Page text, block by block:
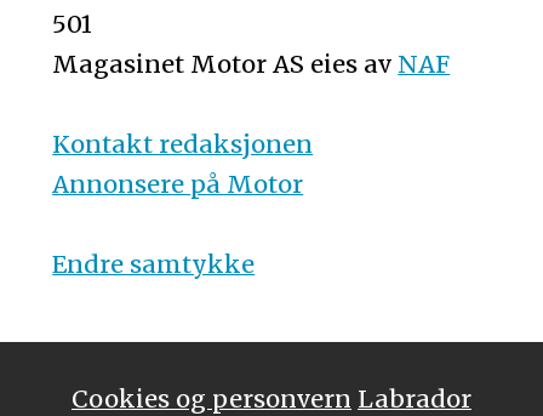
501
Magasinet Motor AS eies av NAF
Kontakt redaksjonen
Annonsere på Motor
Endre samtykke
Cookies og personvern Labrador